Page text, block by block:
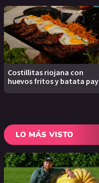
Costillitas riojana con
huevos fritos y batata pay
LO MÁS VISTO